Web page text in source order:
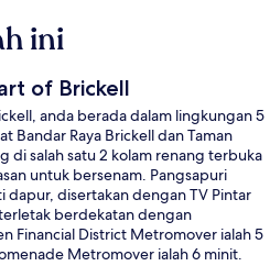
ini
of Brickell
anda berada dalam lingkungan 5
Bandar Raya Brickell dan Taman
di salah satu 2 kolam renang terbuka
untuk bersenam. Pangsapuri
disertakan dengan TV Pintar
berdekatan dengan
Financial District Metromover ialah 5
Metromover ialah 6 minit.